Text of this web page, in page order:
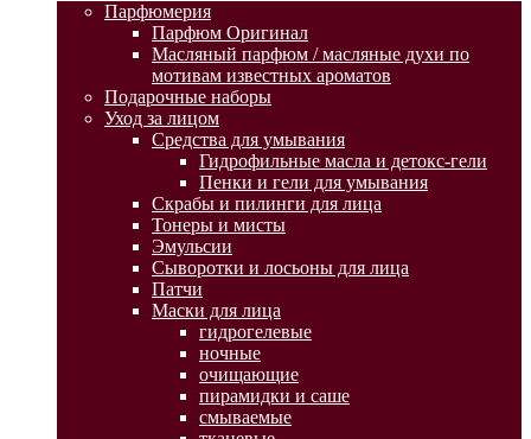
Парфюмерия
Парфюм Оригинал
Масляный парфюм / масляные духи по
мотивам известных ароматов
Подарочные наборы
Уход за лицом
Средства для умывания
Гидрофильные масла и детокс-гели
Пенки и гели для умывания
Скрабы и пилинги для лица
Тонеры и мисты
Эмульсии
Сыворотки и лосьоны для лица
Патчи
Маски для лица
гидрогелевые
ночные
очищающие
пирамидки и саше
смываемые